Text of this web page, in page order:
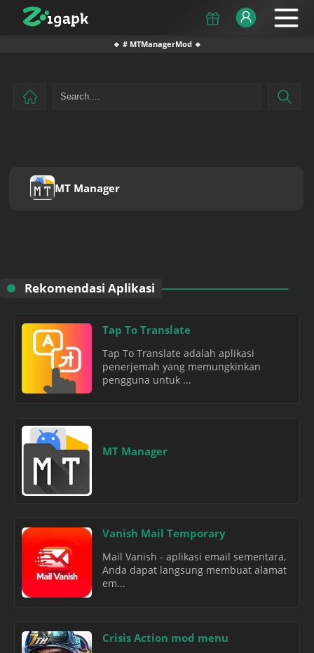
🔹 # MTManagerMod 🔹
MT Manager
Rekomendasi Aplikasi
Tap To Translate
Tap To Translate adalah aplikasi
penerjemah yang memungkinkan
pengguna untuk ...
MT Manager
Vanish Mail Temporary
Mail Vanish - aplikasi email sementara,
Anda dapat langsung membuat alamat
em...
Crisis Action mod menu